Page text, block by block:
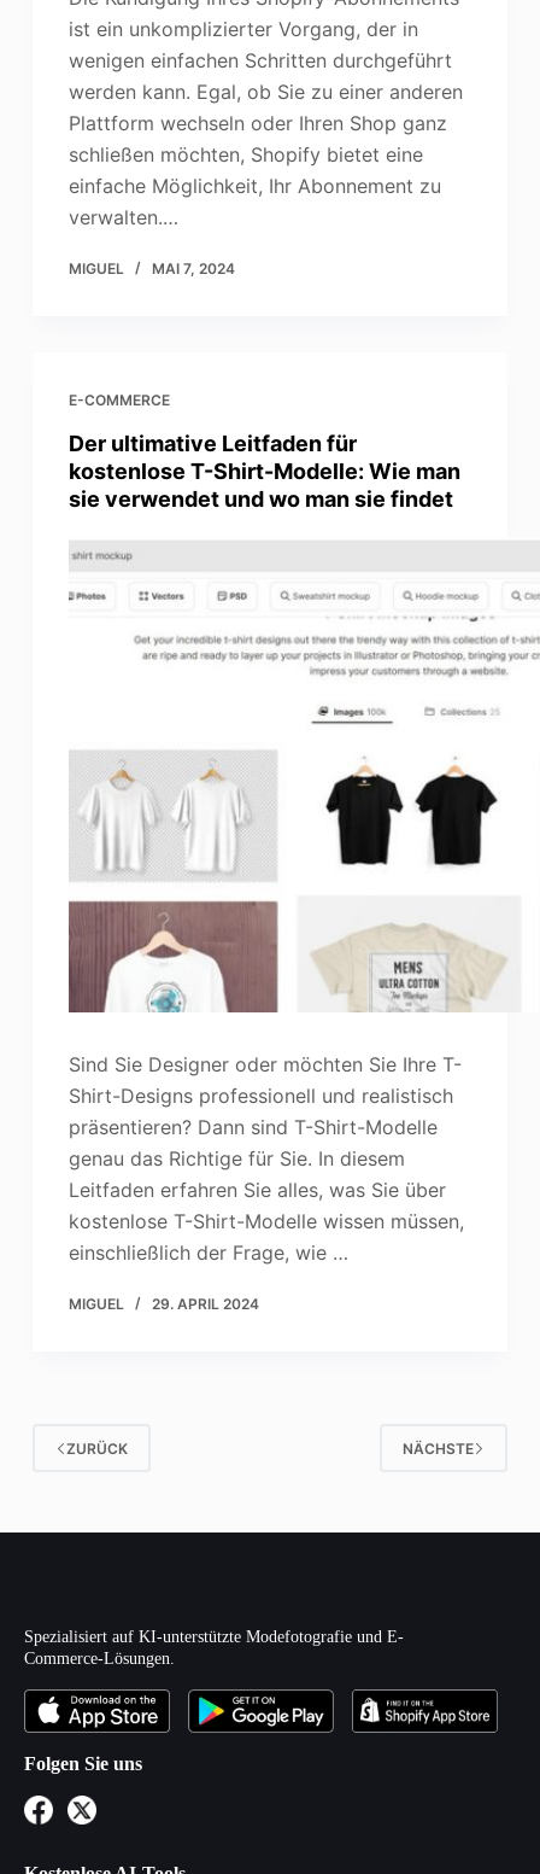
ist ein unkomplizierter Vorgang, der in
wenigen einfachen Schritten durchgeführt
werden kann. Egal, ob Sie zu einer anderen
Plattform wechseln oder Ihren Shop ganz
schließen möchten, Shopify bietet eine
einfache Möglichkeit, Ihr Abonnement zu
verwalten.…
MIGUEL MAI 7, 2024
E-COMMERCE
Der ultimative Leitfaden für
kostenlose T-Shirt-Modelle: Wie man
sie verwendet und wo man sie findet
Sind Sie Designer oder möchten Sie Ihre T-
Shirt-Designs professionell und realistisch
präsentieren? Dann sind T-Shirt-Modelle
genau das Richtige für Sie. In diesem
Leitfaden erfahren Sie alles, was Sie über
kostenlose T-Shirt-Modelle wissen müssen,
einschließlich der Frage, wie …
MIGUEL 29. APRIL 2024
ZURÜCK NÄCHSTE
Spezialisiert auf KI-unterstützte Modefotografie und E-
Commerce-Lösungen.
Folgen Sie uns